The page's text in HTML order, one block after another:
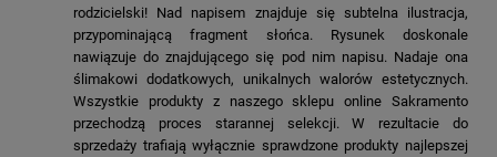
rodzicielski! Nad napisem znajduje się subtelna ilustracja,
przypominającą fragment słońca. Rysunek doskonale
nawiązuje do znajdującego się pod nim napisu. Nadaje ona
ślimakowi dodatkowych, unikalnych walorów estetycznych.
Wszystkie produkty z naszego sklepu online Sakramento
przechodzą proces starannej selekcji. W rezultacie do
sprzedaży trafiają wyłącznie sprawdzone produkty najlepszej